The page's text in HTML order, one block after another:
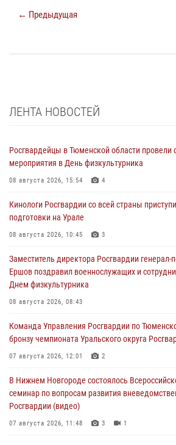
← Предыдущая
ЛЕНТА НОВОСТЕЙ
Росгвардейцы в Тюменской области провели
мероприятия в День физкультурника
08 августа 2026, 15:54 4
Кинологи Росгвардии со всей страны
подготовки на Урале
08 августа 2026, 10:45 3
Заместитель директора Росгвардии
Ершов поздравил военнослужащих и
Днем физкультурника
08 августа 2026, 08:43
Команда Управления Росгвардии по
бронзу чемпионата Уральского округа
07 августа 2026, 12:01 2
В Нижнем Новгороде состоялось
семинар по вопросам развития
Росгвардии (видео)
07 августа 2026, 11:48 3 1